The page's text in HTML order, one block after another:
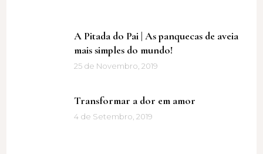
A Pitada do Pai | As panquecas de aveia
mais simples do mundo!
25 de Novembro, 2019
Transformar a dor em amor
4 de Setembro, 2019